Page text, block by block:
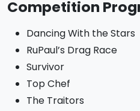
Competition
Dancing With the Stars
RuPaul’s Drag Race
Survivor
Top Chef
The Traitors